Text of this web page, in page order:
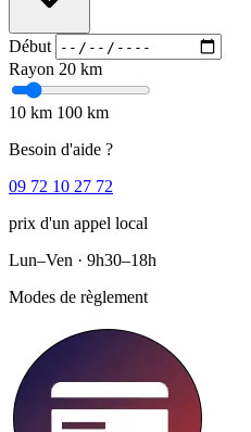
Début
Rayon 20 km
10 km 100 km
Besoin d'aide ?
09 72 10 27 72
prix d'un appel local
Lun–Ven · 9h30–18h
Modes de règlement